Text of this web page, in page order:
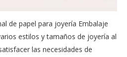
de papel para joyería Embalaje
estilos y tamaños de joyería al
las necesidades de